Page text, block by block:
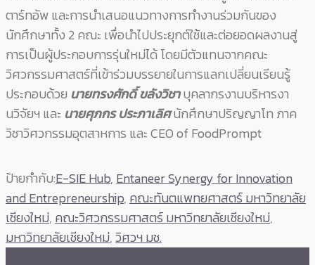
ตาร์ทอัพ และการนำเสนอแนวทางการทำงานร่วมกันของ
นักศึกษาทั้ง 2 คณะ เพื่อนำไปประยุกต์ใช้และต่อยอดผลงานสู่
การเป็นผู้ประกอบการรุ่นใหม่ได้ โดยมีตัวแทนจากคณะ
วิศวกรรมศาสตร์ที่เข้าร่วมบรรยายในการแลกเปลี่ยนเรียนรู้
ประกอบด้วย นายทรงศักดิ์ ขลังวิชาบุคลากรงานบริหารงา
นวิจัยฯ และ นายศุภกร ประภาเลิศนักศึกษาปริญญาโท ภาค
วิชาวิศวกรรมอุตสาหการ และ CEO of FoodPrompt
ป้ายกำกับ:E-SIE Hub, Entaneer Synergy for Innovation
and Entrepreneurship, คณะทันตแพทยศาสตร์ มหาวิทยาลัย
เชียงใหม่, คณะวิศวกรรมศาสตร์ มหาวิทยาลัยเชียงใหม่,
มหาวิทยาลัยเชียงใหม่,วิศวฯ มช.